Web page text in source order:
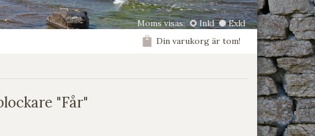
Moms visas: Inkl
Exkl
Din varukorg är tom!
"Får"